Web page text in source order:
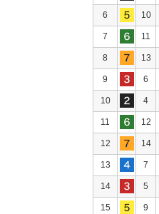
6 10
7 11
8 13
9 6
10 4
11 12
12 14
13 7
14 5
15 9